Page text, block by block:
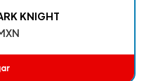
KNIGHT